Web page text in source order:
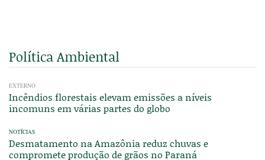
Política Ambiental
EXTERNO
Incêndios florestais elevam emissões a níveis
incomuns em várias partes do globo
NOTÍCIAS
Desmatamento na Amazônia reduz chuvas e
compromete produção de grãos no Paraná